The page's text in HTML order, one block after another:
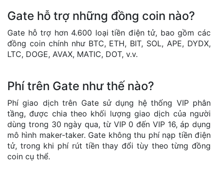
Gate hỗ trợ những đồng coin nào?
Gate hỗ trợ hơn 4.600 loại tiền điện tử, bao gồm các
đồng coin chính như BTC, ETH, BIT, SOL, APE, DYDX,
LTC, DOGE, AVAX, MATIC, DOT, v.v.
Phí trên Gate như thế nào?
Phí giao dịch trên Gate sử dụng hệ thống VIP phân
tầng, được chia theo khối lượng giao dịch của người
dùng trong 30 ngày qua, từ VIP 0 đến VIP 16, áp dụng
mô hình maker-taker. Gate không thu phí nạp tiền điện
tử, trong khi phí rút tiền thay đổi tùy theo từng đồng
coin cụ thể.